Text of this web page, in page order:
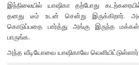
இந்நிலையில் யாஷிகா தற்போது
தனது டீம் உடன் சென்று இருக்கிறார்.
கொடுப்பதை பார்த்து அங்கு இருந்த
பாருங்க.
அந்த வீடியோவை யாஷிகாவே வெளியிட்டுள்ளார்.